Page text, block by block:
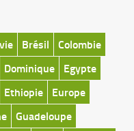
Brésil
Colombie
Dominique
Egypte
Ethiopie
Europe
Guadeloupe